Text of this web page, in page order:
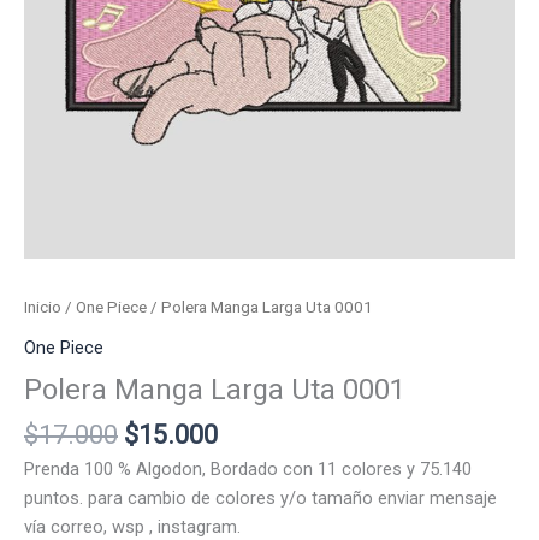
Inicio / One Piece / Polera Manga Larga Uta 0001
One Piece
Polera Manga Larga Uta 0001
$17.000 El
precio
original
era:
$15.000El
precio
actual
es:
Prenda 100 % Algodon, Bordado con 11 colores y 75.140
puntos. para cambio de colores y/o tamaño enviar mensaje
vía correo, wsp , instagram.